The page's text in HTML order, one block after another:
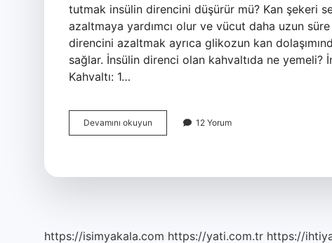
tutmak insülin direncini düşürür mü? Kan şekeri
azaltmaya yardımcı olur ve vücut daha uzun
direncini azaltmak ayrıca glikozun kan
sağlar. İnsülin direnci olan kahvaltıda ne
Kahvaltı: 1…
Devamını okuyun
Direnci
12 Yorum
https://isimyakala.com https://yati.com.tr https://